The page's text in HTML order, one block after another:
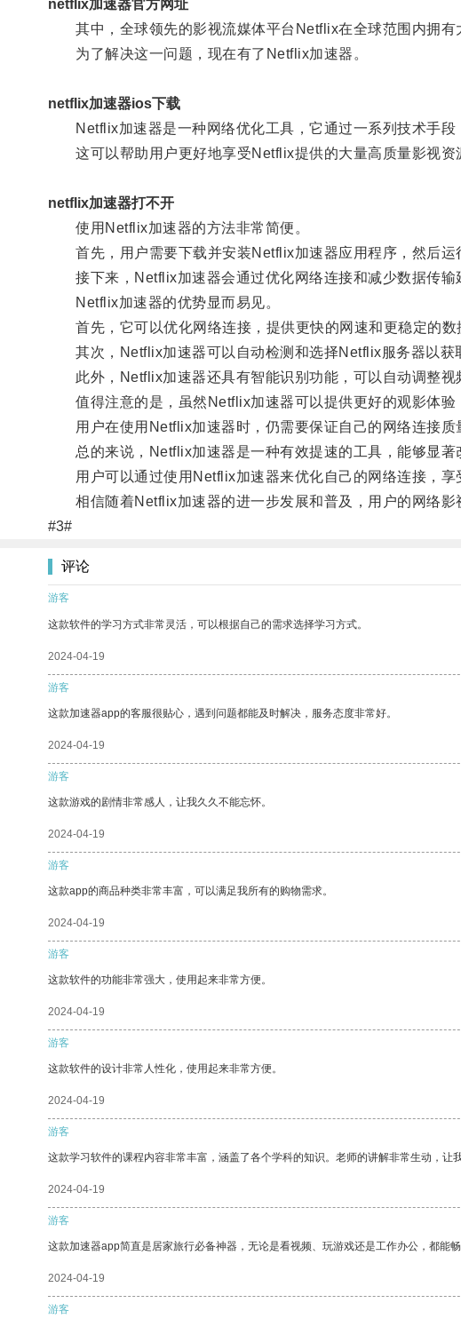
netflix加速器官方网址
其中，全球领先的影视流媒体平台Netflix在全球范围内拥有
为了解决这一问题，现在有了Netflix加速器。
netflix加速器ios下载
Netflix加速器是一种网络优化工具，它通过一系列技术手段
这可以帮助用户更好地享受Netflix提供的大量高质量影视资
netflix加速器打不开
使用Netflix加速器的方法非常简便。
首先，用户需要下载并安装Netflix加速器应用程序，然后运
接下来，Netflix加速器会通过优化网络连接和减少数据传输
Netflix加速器的优势显而易见。
首先，它可以优化网络连接，提供更快的网速和更稳定的数
其次，Netflix加速器可以自动检测和选择Netflix服务器以获
此外，Netflix加速器还具有智能识别功能，可以自动调整视
值得注意的是，虽然Netflix加速器可以提供更好的观影体验
用户在使用Netflix加速器时，仍需要保证自己的网络连接质
总的来说，Netflix加速器是一种有效提速的工具，能够显著
用户可以通过使用Netflix加速器来优化自己的网络连接，享
相信随着Netflix加速器的进一步发展和普及，用户的网络影
#3#
评论
游客
这款软件的学习方式非常灵活，可以根据自己的需求选择学习方式。
2024-04-19
游客
这款加速器app的客服很贴心，遇到问题都能及时解决，服务态度非常好。
2024-04-19
游客
这款游戏的剧情非常感人，让我久久不能忘怀。
2024-04-19
游客
这款app的商品种类非常丰富，可以满足我所有的购物需求。
2024-04-19
游客
这款软件的功能非常强大，使用起来非常方便。
2024-04-19
游客
这款软件的设计非常人性化，使用起来非常方便。
2024-04-19
游客
这款学习软件的课程内容非常丰富，涵盖了各个学科的知识。老师的讲解非常生动，让
2024-04-19
游客
这款加速器app简直是居家旅行必备神器，无论是看视频、玩游戏还是工作办公，都能
2024-04-19
游客